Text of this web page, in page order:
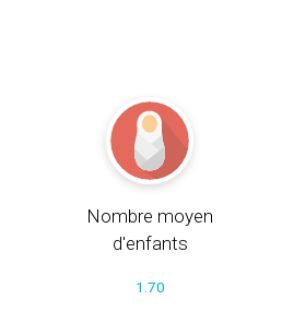
Nombre moyen
d'enfants
1.70